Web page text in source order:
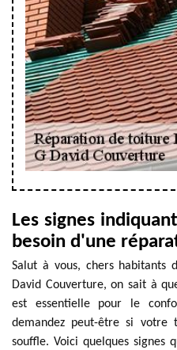
Les signes
besoin d'une
Salut à vous, chers habitants
David Couverture, on sait à
est essentielle pour le
demandez peut-être si
souffle. Voici quelques signes